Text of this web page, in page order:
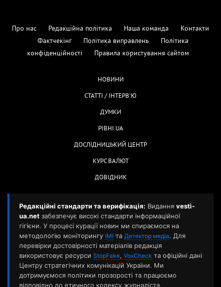
Про нас Редакційна політика Наша команда
Контакти
Фактчекінг
Політика виправлень
Політика
конфіденційності
Правила користування сайтом
НОВИНИ
СТАТТІ / ІНТЕРВ'Ю
ДУМКИ
РІВНІ.UA
ДОСЛІДНИЦЬКИЙ ЦЕНТР
КУРС ВАЛЮТ
ДОВІДНИК
Редакційні стандарти та верифікація: Видання vesti-
ua.net забезпечує високі стандарти інформаційної
гігієни. У процесі курації новин ми спираємося на
методологію моніторингу ІМІ та Детектор медіа. Для
перевірки достовірності матеріалів редакція
використовує ресурси StopFake, VoxCheck та офіційні дані
Центру стратегічних комунікацій України. Ми
дотримуємося політики прозорості та працюємо
відповідно до етичного кодексу журналіста.